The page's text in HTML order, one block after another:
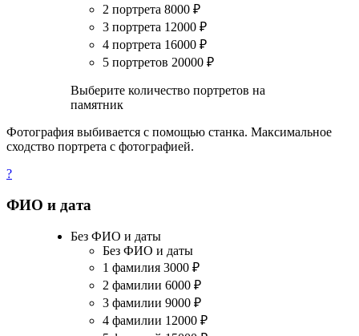
2 портрета 8000 ₽
3 портрета 12000 ₽
4 портрета 16000 ₽
5 портретов 20000 ₽
Выберите количество портретов на
памятник
Фотография выбивается с помощью станка. Максимальное
сходство портрета с фотографией.
?
ФИО и дата
Без ФИО и даты
Без ФИО и даты
1 фамилия 3000 ₽
2 фамилии 6000 ₽
3 фамилии 9000 ₽
4 фамилии 12000 ₽